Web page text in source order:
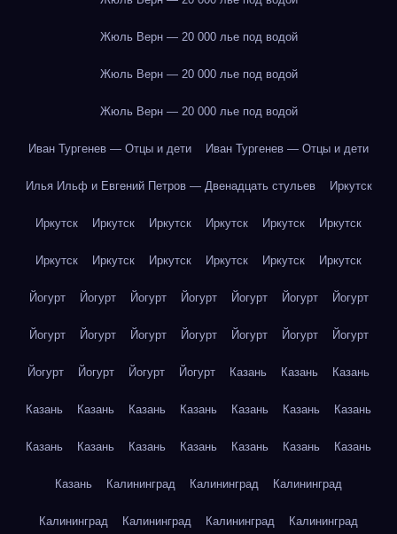
Жюль Верн — 20 000 лье под водой
Жюль Верн — 20 000 лье под водой
Жюль Верн — 20 000 лье под водой
Иван Тургенев — Отцы и дети Иван Тургенев — Отцы и дети
Илья Ильф и Евгений Петров — Двенадцать стульев Иркутск
Иркутск Иркутск Иркутск Иркутск Иркутск Иркутск
Иркутск Иркутск Иркутск Иркутск Иркутск Иркутск
Йогурт Йогурт Йогурт Йогурт Йогурт Йогурт Йогурт
Йогурт Йогурт Йогурт Йогурт Йогурт Йогурт Йогурт
Йогурт Йогурт Йогурт Йогурт Казань Казань Казань
Казань Казань Казань Казань Казань Казань Казань
Казань Казань Казань Казань Казань Казань Казань
Казань Калининград Калининград Калининград
Калининград Калининград Калининград Калининград